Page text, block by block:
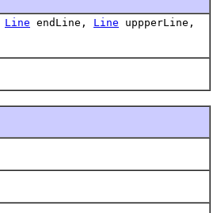
Line endLine, Line uppperLine,